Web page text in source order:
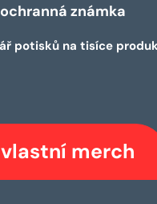
známka
potisků na tisíce
merch